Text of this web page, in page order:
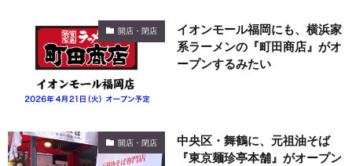
開店・閉店
イオンモール福岡にも、横浜家
系ラーメンの『町田商店』がオ
ープンするみたい
開店・閉店
中央区・舞鶴に、元祖油そば
『東京麺珍亭本舗』がオープン